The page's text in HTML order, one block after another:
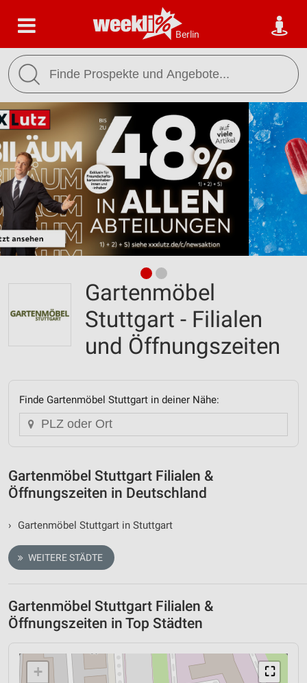
Berlin
Gartenmöbel
Stuttgart - Filialen
und Öffnungszeiten
Finde Gartenmöbel Stuttgart in deiner Nähe:
Gartenmöbel Stuttgart Filialen &
Öffnungszeiten in Deutschland
› Gartenmöbel Stuttgart in Stuttgart
WEITERE STÄDTE
Gartenmöbel Stuttgart Filialen &
Öffnungszeiten in Top Städten
⛶
+